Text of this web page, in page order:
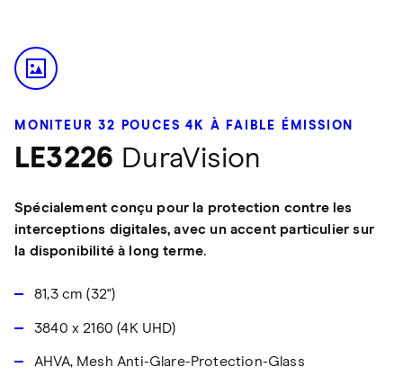
MONITEUR 32 POUCES 4K À FAIBLE ÉMISSION
LE3226 DuraVision
Spécialement conçu pour la protection contre les
interceptions digitales, avec un accent particulier sur
la disponibilité à long terme.
81,3 cm (32")
3840 x 2160 (4K UHD)
AHVA, Mesh Anti-Glare-Protection-Glass